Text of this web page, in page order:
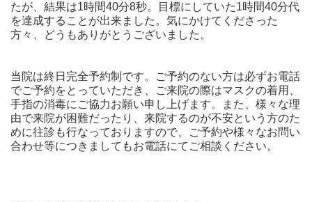
たが、結果は1時間40分8秒。目標にしていた1時間40分代
を達成することが出来ました。気にかけてくださった
方々、どうもありがとうございました。
当院は終日完全予約制です。ご予約のない方は必ずお電話
でご予約をとっていただき、ご来院の際はマスクの着用、
手指の消毒にご協力お願い申し上げます。また、様々な理
由で来院が困難だったり、来院するのが不安という方のた
めに往診も行なっておりますので、ご予約や様々なお問い
合わせ等につきましてもお電話にてご相談ください。